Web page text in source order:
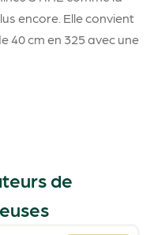
encore. Elle convient
40 cm en 325 avec une
de